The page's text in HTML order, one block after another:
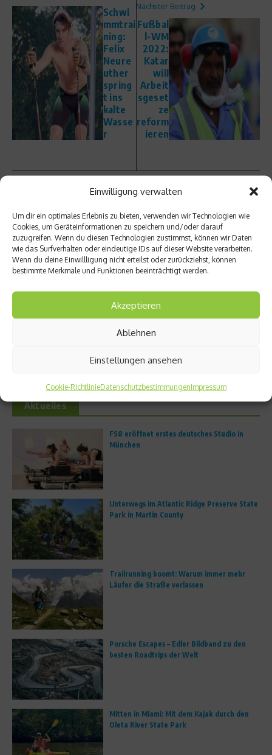
Einwilligung verwalten
Um dir ein optimales Erlebnis zu bieten, verwenden wir Technologien wie
Cookies, um Geräteinformationen zu speichern und/oder darauf
zuzugreifen. Wenn du diesen Technologien zustimmst, können wir Daten
wie das Surfverhalten oder eindeutige IDs auf dieser Website verarbeiten.
Wenn du deine Einwillligung nicht erteilst oder zurückziehst, können
bestimmte Merkmale und Funktionen beeinträchtigt werden.
Akzeptieren
Ablehnen
Einstellungen ansehen
Cookie-RichtlinieDatenschutzbestimmungenImpressum
Schwi
mmtrai
ning:
Felix
Neure
uther
spring
t ins
kalte
Wasse
r
Nächster Beitrag
Fußbal
l-WM
2022:
Katar
will
Arbeit
sgeset
ze
reform
ieren
Ähnliche Beiträge
Trailrunning-Events im Indischen
Handballspiel der Welt austrage
27. März 2026
Aktuelles
FS8 eröffnet erstes deutsches Studio in
München
Unterwegs im Atlantic Ridge Preserve State
Park in Martin County
Trailrunning boomt: Warum immer mehr
Läufer die Straße verlassen
Porsche Escapes – Edler Bildband zu den
besten Roadtrips der Welt
Mitten in Miami: Mit dem Kajak durch den
Oleta River State Park